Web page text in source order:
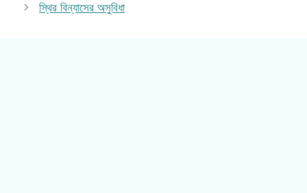
স্থির বিন্যাসের অসুবিধা